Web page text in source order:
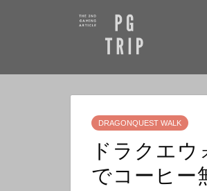
DRAGONQUEST WALK
ドラクエ
でコーヒー